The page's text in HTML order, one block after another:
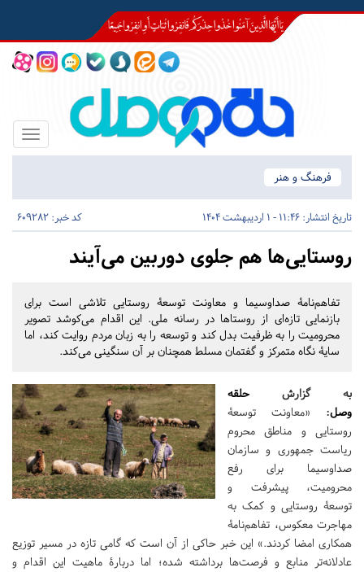
Toggle
فرهنگ و هنر
تاریخ انتشار: 11:46 - 1 اردیبهشت 1404 کد خبر: 609282
روستا‌یی‌ها هم جلوی دوربین می‌آیند
تفاهم‌نامۀ صداوسیما و معاونت توسعۀ روستایی تلاشی است برای
بازنمایی تازه‌ای از روستاها در رسانه ملی. این اقدام می‌کوشد تصویر
محرومیت را به ظرفیت بدل کند و توسعه را به زبان مردم روایت کند، اما
سایۀ نگاه متمرکز و گفتمان مسلط همچنان بر آن سنگینی می‌کند.
به گزارش حلقه
وصل: «معاونت توسعۀ
روستایی و مناطق محروم
ریاست جمهوری و سازمان
صداوسیما برای رفع
محرومیت، پیشرفت و
توسعۀ روستایی و کمک به
مهاجرت معکوس، تفاهم‌نامۀ
همکاری امضا کردند.» این خبر حاکی از آن است که گامی تازه در مسیر توزیع
عادلانه‌تر منابع و فرصت‌ها برداشته شده؛ اما دربارۀ ماهیت این اقدام و